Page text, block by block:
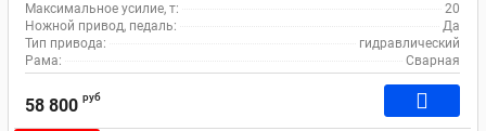
Максимальное усилие, т:
20
Ножной привод, педаль:
Да
Тип привода:
гидравлический
Рама:
Сварная
58 800 руб